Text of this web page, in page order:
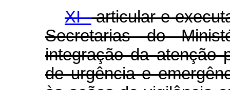
XI -articular e
Secretarias do
integração da atenção
de urgência e